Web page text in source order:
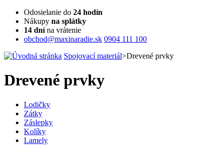
Odosielanie do 24 hodín
Nákupy na splátky
14 dnína vrátenie
obchod@maxinaradie.sk 0904 111 100
Spojovací materiál>Drevené prvky
Drevené prvky
Lodičky
Zátky
Záslepky
Kolíky
Lamely